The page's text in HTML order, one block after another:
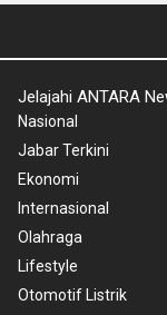
Jelajahi ANTARA
Nasional
Jabar Terkini
Ekonomi
Internasional
Olahraga
Lifestyle
Otomotif Listrik